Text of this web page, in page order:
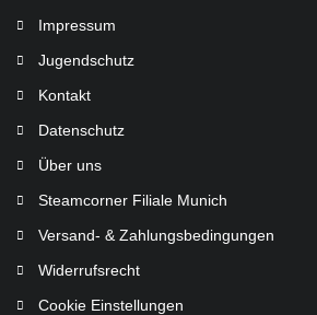
Impressum
Jugendschutz
Kontakt
Datenschutz
Über uns
Steamcorner Filiale Munich
Versand- & Zahlungsbedingungen
Widerrufsrecht
Cookie Einstellungen